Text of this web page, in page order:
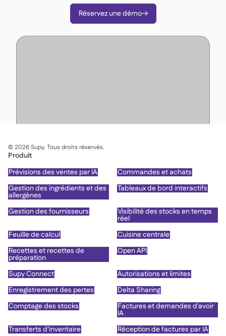
Réservez une démo
Produit
Prévisions des ventes par IA
Commandes et achats
Gestion des ingrédients et des
allergènes
Tableaux de bord interactifs
Gestion des fournisseurs Visibilité des stocks en temps
réel
Feuille de calcul
Cuisine centrale
Recettes et recettes de
préparation
Open API
Supy Connect
Autorisations et limites
Enregistrement des pertes
Delta Sharing
Comptage des stocks
Factures et demandes d'avoir
IA
Transferts d'inventaire
Réception de factures par IA
©2026Supy. Tous droits réservés.